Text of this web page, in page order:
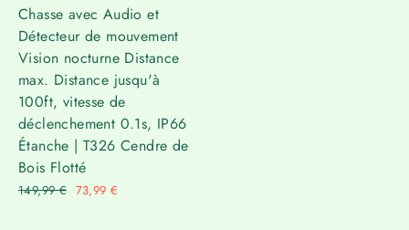
Chasse avec Audio et
Détecteur de mouvement
Vision nocturne Distance
max. Distance jusqu'à
100ft, vitesse de
déclenchement 0.1s, IP66
Étanche | T326 Cendre de
Bois Flotté
Prix
149,99 € Prix
73,99 €